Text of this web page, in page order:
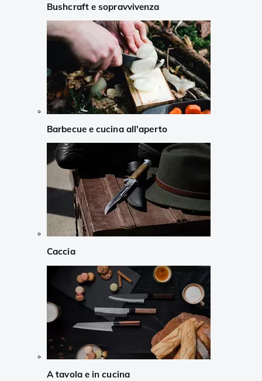
Bushcraft e sopravvivenza
Barbecue e cucina all'aperto
Caccia
A tavola e in cucina